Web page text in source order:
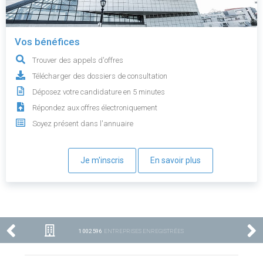
Vos bénéfices
Trouver des appels d'offres
Télécharger des dossiers de consultation
Déposez votre candidature en 5 minutes
Répondez aux offres électroniquement
Soyez présent dans l'annuaire
Je m'inscris En savoir plus
1 002 596 ENTREPRISES ENREGISTRÉES